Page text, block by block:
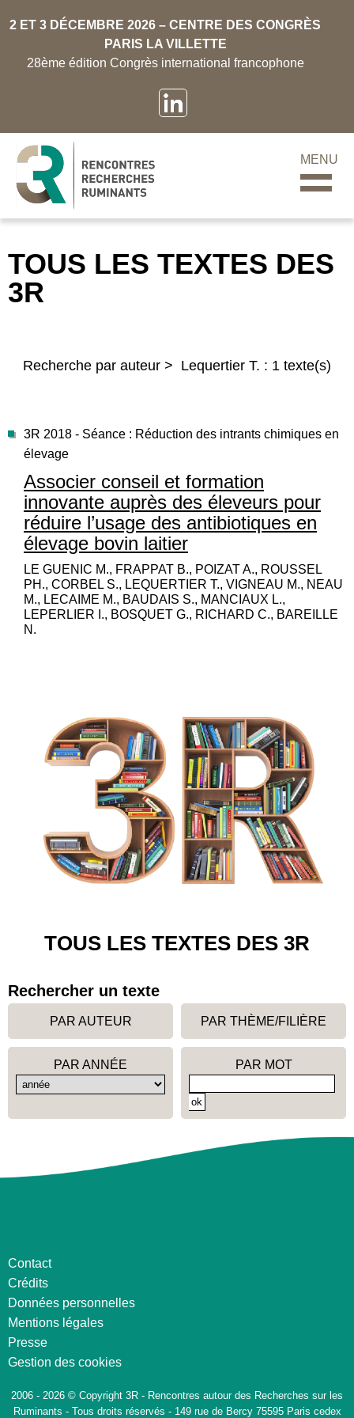
2 ET 3 DÉCEMBRE 2026 – CENTRE DES CONGRÈS
PARIS LA VILLETTE
28ème édition Congrès international francophone
MENU
TOUS LES TEXTES DES
3R
Recherche par auteur > Lequertier T. : 1 texte(s)
3R 2018 - Séance : Réduction des intrants chimiques en
élevage
Associer conseil et formation
innovante auprès des éleveurs pour
réduire l’usage des antibiotiques en
élevage bovin laitier
LE GUENIC M., FRAPPAT B., POIZAT A., ROUSSEL
PH., CORBEL S., LEQUERTIER T., VIGNEAU M., NEAU
M., LECAIME M., BAUDAIS S., MANCIAUX L.,
LEPERLIER I., BOSQUET G., RICHARD C., BAREILLE
N.
TOUS LES TEXTES DES 3R
Rechercher un texte
PAR AUTEUR PAR THÈME/FILIÈRE
PAR ANNÉE PAR MOT
Contact
Crédits
Données personnelles
Mentions légales
Presse
Gestion des cookies
2006 - 2026 © Copyright 3R - Rencontres autour des Recherches sur les
Ruminants - Tous droits réservés - 149 rue de Bercy 75595 Paris cedex